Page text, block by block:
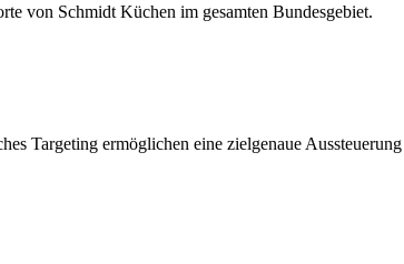
von Schmidt Küchen im gesamten Bundesgebiet.
Targeting ermöglichen eine zielgenaue